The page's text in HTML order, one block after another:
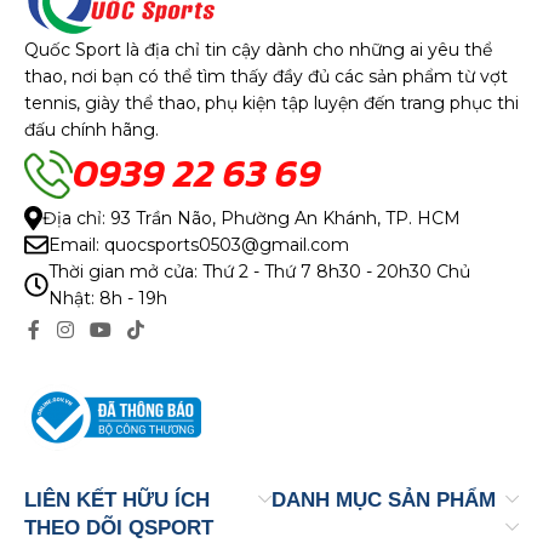
cường. Hãy khám phátrang phục Lacoste Djokovic
Tennispro để tỏa sáng một cách đẳng cấp trên sân, đồng
thời thể hiện sự hâm mộ dành cho nhà vô địch Serbia.
Asics Djokovic: Sự thoải mái và linh hoạt ở mọi thời điểm
Sự nhanh nhẹn, ổn định, thoải mái và hỗ trợ bàn chân là
yếu tố cần thiết để Djokovic phát huy tối đa tiềm năng và
tài năng trên sân đấu.Giày Asics Court FF
chính là câu trả lời hoàn hảo, giúp Djokovic – cũng như mọi
người chơi – có thể thi đấu quần vợt ở phong độ tốt nhất.
Hãy tìm cho mình đôi
trận đấu, giống như anh.
Quốc Sport là địa chỉ tin cậy dành cho những ai yêu thể
thao, nơi bạn có thể tìm thấy đầy đủ các sản phẩm từ vợt
tennis, giày thể thao, phụ kiện tập luyện đến trang phục thi
đấu chính hãng.
0939 22 63 69
Địa chỉ: 93 Trần Não, Phường An Khánh, TP. HCM
Email: quocsports0503@gmail.com
Thời gian mở cửa: Thứ 2 - Thứ 7 8h30 - 20h30 Chủ
Nhật: 8h - 19h
LIÊN KẾT HỮU ÍCH
DANH MỤC SẢN PHẨM
THEO DÕI QSPORT